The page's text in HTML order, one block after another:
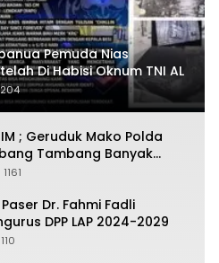
Pemuda Nias
Di Habisi Oknum TNI AL
; Geruduk Mako Polda
Tambang Banyak
1161
Paser Dr. Fahmi Fadli
DPP LAP 2024-2029